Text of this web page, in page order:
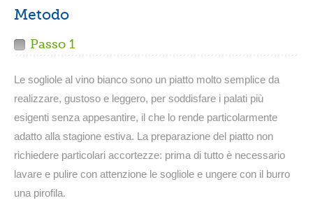
Metodo
Passo 1
Le sogliole al vino bianco sono un piatto molto semplice da
realizzare, gustoso e leggero, per soddisfare i palati più
esigenti senza appesantire, il che lo rende particolarmente
adatto alla stagione estiva. La preparazione del piatto non
richiedere particolari accortezze: prima di tutto è necessario
lavare e pulire con attenzione le sogliole e ungere con il burro
una pirofila.